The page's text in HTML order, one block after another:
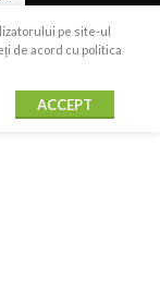
pe site-ul
de acord cu politica
ACCEPT